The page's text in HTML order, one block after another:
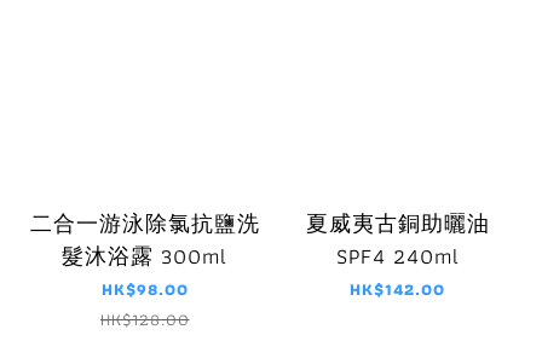
二合一游泳除氯抗鹽洗
髮沐浴露 300ml
HK$98.00
HK$128.00
夏威夷古銅助曬油
SPF4 240ml
HK$142.00